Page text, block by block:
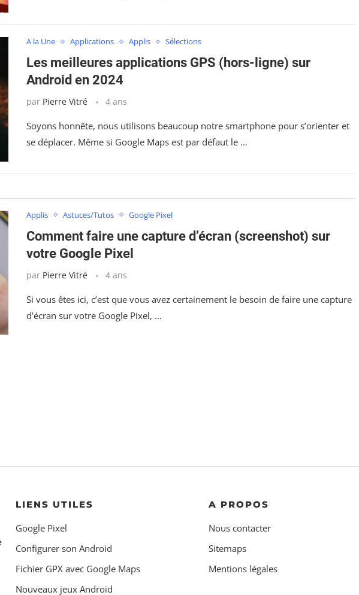
A la Une Applications Applis Sélections
Les meilleures applications GPS (hors-ligne) sur
Android en 2024
par Pierre Vitré 4 ans
Soyons honnête, nous utilisons beaucoup notre smartphone pour s’orienter et
se déplacer. Même si Google Maps est par défaut le …
Applis Astuces/Tutos Google Pixel
Comment faire une capture d’écran (screenshot) sur
votre Google Pixel
par Pierre Vitré 4 ans
Si vous êtes ici, c’est que vous avez certainement le besoin de faire une capture
d’écran sur votre Google Pixel, …
LIENS UTILES
Google Pixel
Configurer son Android
Fichier GPX avec Google Maps
Nouveaux jeux Android
A PROPOS
Nous contacter
Sitemaps
Mentions légales